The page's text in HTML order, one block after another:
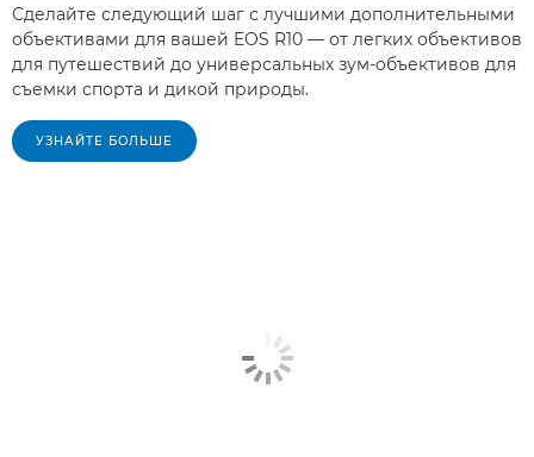
Сделайте следующий шаг с лучшими дополнительными
объективами для вашей EOS R10 — от легких объективов
для путешествий до универсальных зум-объективов для
съемки спорта и дикой природы.
УЗНАЙТЕ БОЛЬШЕ